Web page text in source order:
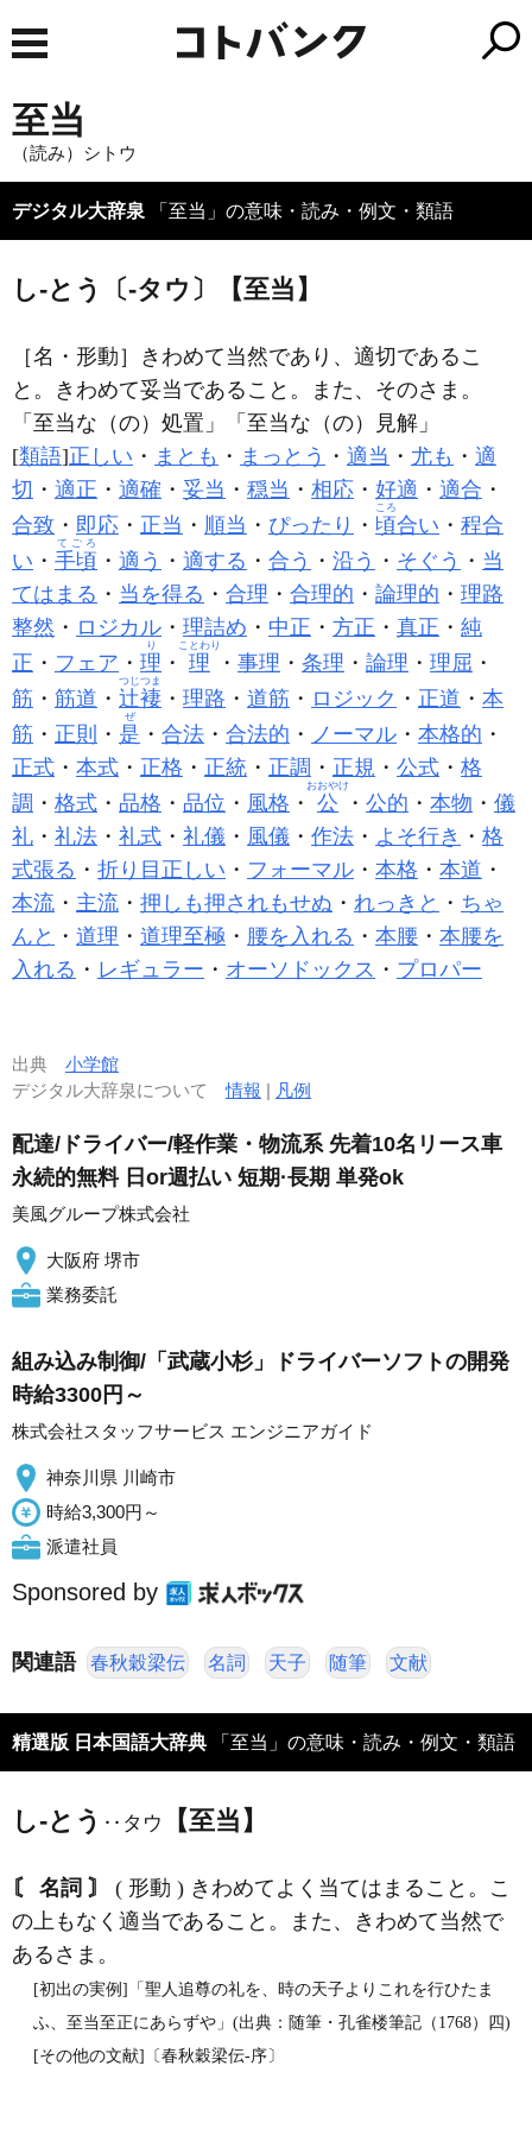
至当
（読み）シトウ
デジタル大辞泉 「至当」の意味・読み・例文・類語
し‐とう〔‐タウ〕【至当】
［名・形動］ きわめて当然であり、適切であるこ
と。きわめて妥当であること。また、そのさま。
「 至当な（の）処置」「 至当な（の）見解」
[類語]正しい ・ まとも ・ まっとう ・ 適当 ・ 尤も ・ 適
切 ・ 適正 ・ 適確 ・ 妥当 ・ 穏当 ・ 相応 ・ 好適 ・ 適合 ・
合致 ・ 即応 ・ 正当 ・ 順当 ・ ぴったり ・ 頃
ころ
合い ・ 程合
い ・ 手頃
てごろ
・ 適う ・ 適する ・ 合う ・ 沿う ・ そぐう ・ 当
てはまる ・ 当を得る ・ 合理 ・ 合理的 ・ 論理的 ・ 理路
整然 ・ ロジカル ・ 理詰め ・ 中正 ・ 方正 ・ 真正 ・ 純
正 ・ フェア ・ 理
り
・ 理
ことわり
・ 事理 ・ 条理 ・ 論理 ・ 理屈 ・
筋 ・ 筋道 ・ 辻褄
つじつま
・ 理路 ・ 道筋 ・ ロジック ・ 正道 ・ 本
筋 ・ 正則 ・ 是
ぜ
・ 合法 ・ 合法的 ・ ノーマル ・ 本格的 ・
正式 ・ 本式 ・ 正格 ・ 正統 ・ 正調 ・ 正規 ・ 公式 ・ 格
調 ・ 格式 ・ 品格 ・ 品位 ・ 風格 ・ 公
おおやけ
・ 公的 ・ 本物 ・ 儀
礼 ・ 礼法 ・ 礼式 ・ 礼儀 ・ 風儀 ・ 作法 ・ よそ行き ・ 格
式張る ・ 折り目正しい ・ フォーマル ・ 本格 ・ 本道 ・
本流 ・ 主流 ・ 押しも押されもせぬ ・ れっきと ・ ちゃ
んと ・ 道理 ・ 道理至極 ・ 腰を入れる ・ 本腰 ・ 本腰を
入れる ・ レギュラー ・ オーソドックス ・ プロパー
出典 小学館
デジタル大辞泉について情報 | 凡例
配達/ドライバー/軽作業・物流系 先着10名リース車
永続的無料 日or週払い 短期·長期 単発ok
美風グループ株式会社
大阪府 堺市
業務委託
組み込み制御/「武蔵小杉」ドライバーソフトの開発
時給3300円～
株式会社スタッフサービス エンジニアガイド
神奈川県 川崎市
時給3,300円～
派遣社員
Sponsored by
関連語 春秋穀梁伝 名詞 天子 随筆 文献
精選版 日本国語大辞典 「至当」の意味・読み・例文・類語
し‐とう ‥タウ 【至当】
〘 名詞 〙
( 形動 ) きわめてよく当てはまること。こ
の上もなく適当であること。また、きわめて当然で
あるさま。
[初出の実例]「聖人追尊の礼を、時の天子よりこれを行ひたま
ふ、至当至正にあらずや」(出典：随筆・孔雀楼筆記（1768）四)
[その他の文献]〔春秋穀梁伝‐序〕